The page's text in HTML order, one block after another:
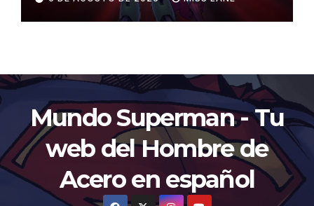
Mundo Superman - Tu
web del Hombre de
Acero en español